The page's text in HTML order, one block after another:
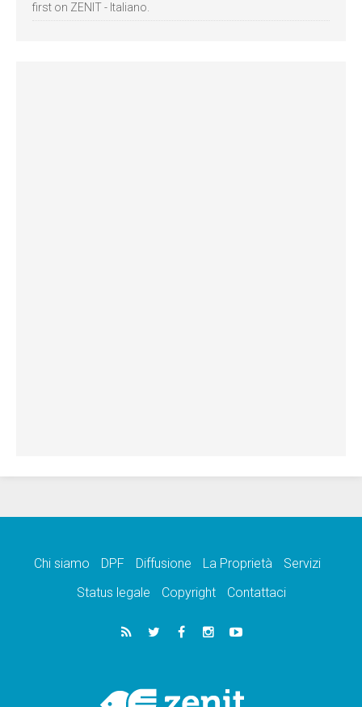
first on ZENIT - Italiano.
Chi siamo DPF Diffusione La Proprietà
Servizi
Status legale
Copyright Contattaci